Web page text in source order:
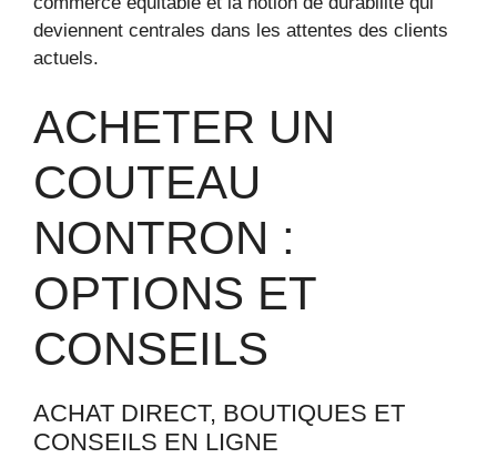
deviennent centrales dans les attentes des clients
actuels.
ACHETER UN
COUTEAU
NONTRON :
OPTIONS ET
CONSEILS
ACHAT DIRECT, BOUTIQUES ET
CONSEILS EN LIGNE